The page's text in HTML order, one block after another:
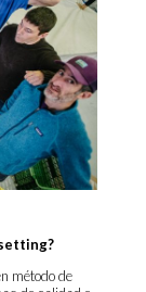
método de